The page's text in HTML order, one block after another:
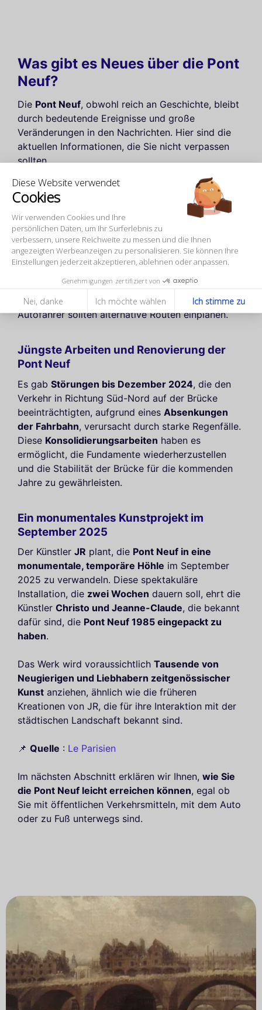
Diese Website verwendet
Cookies
Wir verwenden Cookies und Ihre
persönlichen Daten, um Ihr Surferlebnis zu
verbessern, unsere Reichweite zu messen und die Ihnen
angezeigten Werbeanzeigen zu personalisieren. Sie können Ihre
Einstellungen jederzeit akzeptieren, ablehnen oder anpassen.
Genehmigungen zertifiziert von
Nei, danke Ich möchte wählen Ich stimme zu
Was gibt es Neues über die Pont
Neuf?
Die Pont Neuf, obwohl reich an Geschichte, bleibt
durch bedeutende Ereignisse und große
Veränderungen in den Nachrichten. Hier sind die
aktuellen Informationen, die Sie nicht verpassen
sollten.
Temporäre Schließung am 18. März 2025
DiePont Neuf ist am 18. März 2025 von 13 bis 16
Uhr für den Verkehr gesperrt aufgrund einer
gerichtlichen Nachstellung. Diese Schließung
betrifft auch einen Teil der Quai des Orfèvres
Grands Augustins und des Louvre. Fußgänger
können weiterhin auf die Brücke zugreifen, aber
Autofahrer sollten alternative Routen einplanen.
Jüngste Arbeiten und Renovierung der
Pont Neuf
Es gab Störungen bis Dezember 2024, die den
Verkehr in Richtung Süd-Nord auf der Brücke
beeinträchtigten, aufgrund eines Absenkungen
der Fahrbahn, verursacht durch starke Regenfälle.
Diese Konsolidierungsarbeiten haben es
ermöglicht, die Fundamente wiederherzustellen
und die Stabilität der Brücke für die kommenden
Jahre zu gewährleisten.
Ein monumentales Kunstprojekt im
September 2025
Der Künstler JR plant, die Pont Neuf in eine
monumentale, temporäre Höhle im September
2025 zu verwandeln. Diese spektakuläre
Installation, die zwei Wochen dauern soll, ehrt die
Künstler Christo und Jeanne-Claude, die bekannt
dafür sind, die Pont Neuf 1985 eingepackt zu
haben.
Das Werk wird voraussichtlich Tausende von
Neugierigen und Liebhabern zeitgenössischer
Kunst anziehen, ähnlich wie die früheren
Kreationen von JR, die für ihre Interaktion mit der
städtischen Landschaft bekannt sind.
📌 Quelle : Le Parisien
Im nächsten Abschnitt erklären wir Ihnen, wie Sie
die Pont Neuf leicht erreichen können, egal ob
Sie mit öffentlichen Verkehrsmitteln, mit dem Auto
oder zu Fuß unterwegs sind.